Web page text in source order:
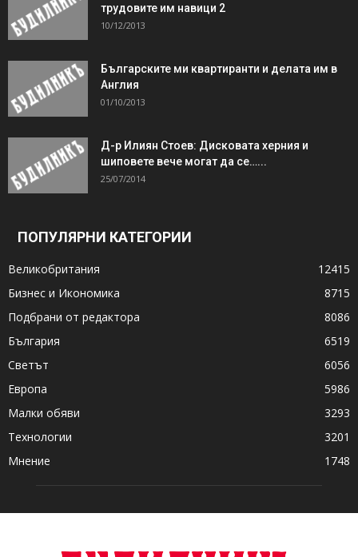
трудовите им навици 2
10/12/2013
Българските ми квартиранти и делата им в
Англия
01/10/2013
Д-р Илиян Стоев: Дисковата херния и
шиповете вече могат да се…...
25/07/2014
ПОПУЛЯРНИ КАТЕГОРИИ
Великобритания
12415
Бизнес и Икономика
8715
Подбрани от редактора
8086
България
6519
Светът
6056
Европа
5986
Малки обяви
3293
Технологии
3201
Мнение
1748